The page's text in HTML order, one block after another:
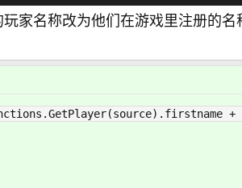
家名称改为他们在游戏里注册的名